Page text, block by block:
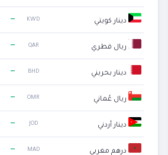
دينار كويتي KWD
—
ريال قطري QAR
—
دينار بحريني BHD
—
ريال عُماني OMR
—
دينار أردني JOD
—
درهم مغربي MAD
—